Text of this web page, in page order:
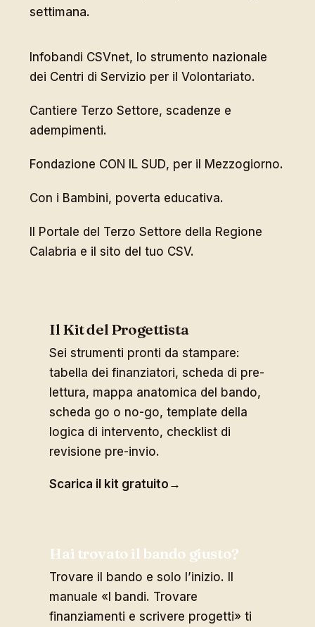
settimana.
Infobandi CSVnet, lo strumento nazionale
dei Centri di Servizio per il Volontariato.
Cantiere Terzo Settore, scadenze e
adempimenti.
Fondazione CON IL SUD, per il Mezzogiorno.
Con i Bambini, poverta educativa.
Portale del Terzo Settore della Regione
Calabria e il sito del tuo CSV.
Il Kit del Progettista
Sei strumenti pronti da stampare:
tabella dei finanziatori, scheda di pre-
lettura, mappa anatomica del bando,
scheda go o no-go, template della
logica di intervento, checklist di
revisione pre-invio.
Scarica il kit gratuito →
Hai trovato il bando giusto?
Trovare il bando e solo l’inizio. Il
manuale «I bandi. Trovare
finanziamenti e scrivere progetti» ti